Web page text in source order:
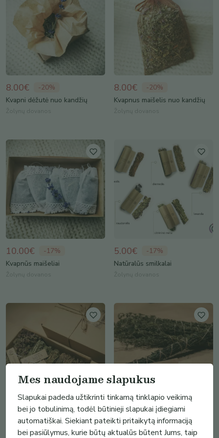
8.00€ -20%
Kvapni dėžutė nuo kandžių
Žolynų dovanos
8.00€ -20%
Kvapnus maišelis nuo kandžių
Žolynų dovanos
10.00€ -17%
Kvapnūs maišeliai
Žolynų dovanos
5.00€ -17%
Natūralūs smilkalai
Žolynų dovanos
30.00€ -50%
Keturių žolelių rinkinys
10.00€ - 17%
Juozažolės šluotelė (vanta)
Mes naudojame slapukus
Slapukai padeda užtikrinti tinkamą tinklapio veikimą
bei jo tobulinimą, todėl būtinieji slapukai įdiegiami
automatiškai. Siekiant pateikti pritaikytą informaciją
bei pasiūlymus, kurie būtų aktualūs būtent Jums, taip